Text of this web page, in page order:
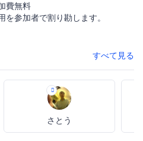
費無料
参加者で割り勘します。
すべて見る
さとう